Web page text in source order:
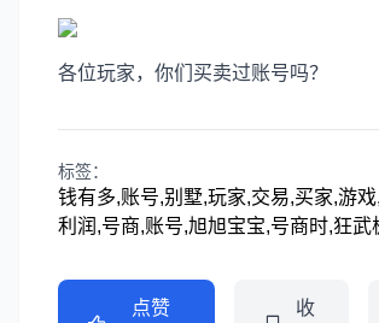
各位玩家，你们买卖过账号吗？
标签：
钱有多,账号,别墅,玩家,交易,买家,游
利润,号商,账号,旭旭宝宝,号商时,狂武
点赞 收